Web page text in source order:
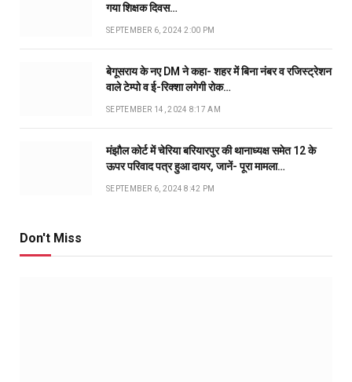
गया शिक्षक दिवस…
SEPTEMBER 6, 2024 2:00 PM
बेगूसराय के नए DM ने कहा- शहर में बिना नंबर व रजिस्ट्रेशन
वाले टेम्पो व ई-रिक्शा लगेगी रोक…
SEPTEMBER 14, 2024 8:17 AM
मंझौल कोर्ट में चेरिया बरियारपुर की थानाध्यक्ष समेत 12 के
ऊपर परिवाद पत्र हुआ दायर, जानें- पूरा मामला…
SEPTEMBER 6, 2024 8:42 PM
Don't Miss